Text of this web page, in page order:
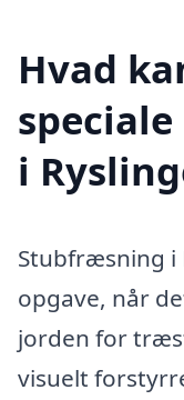
Hvad
i
Stubfræsning i
opgave, når
jorden for
visuelt